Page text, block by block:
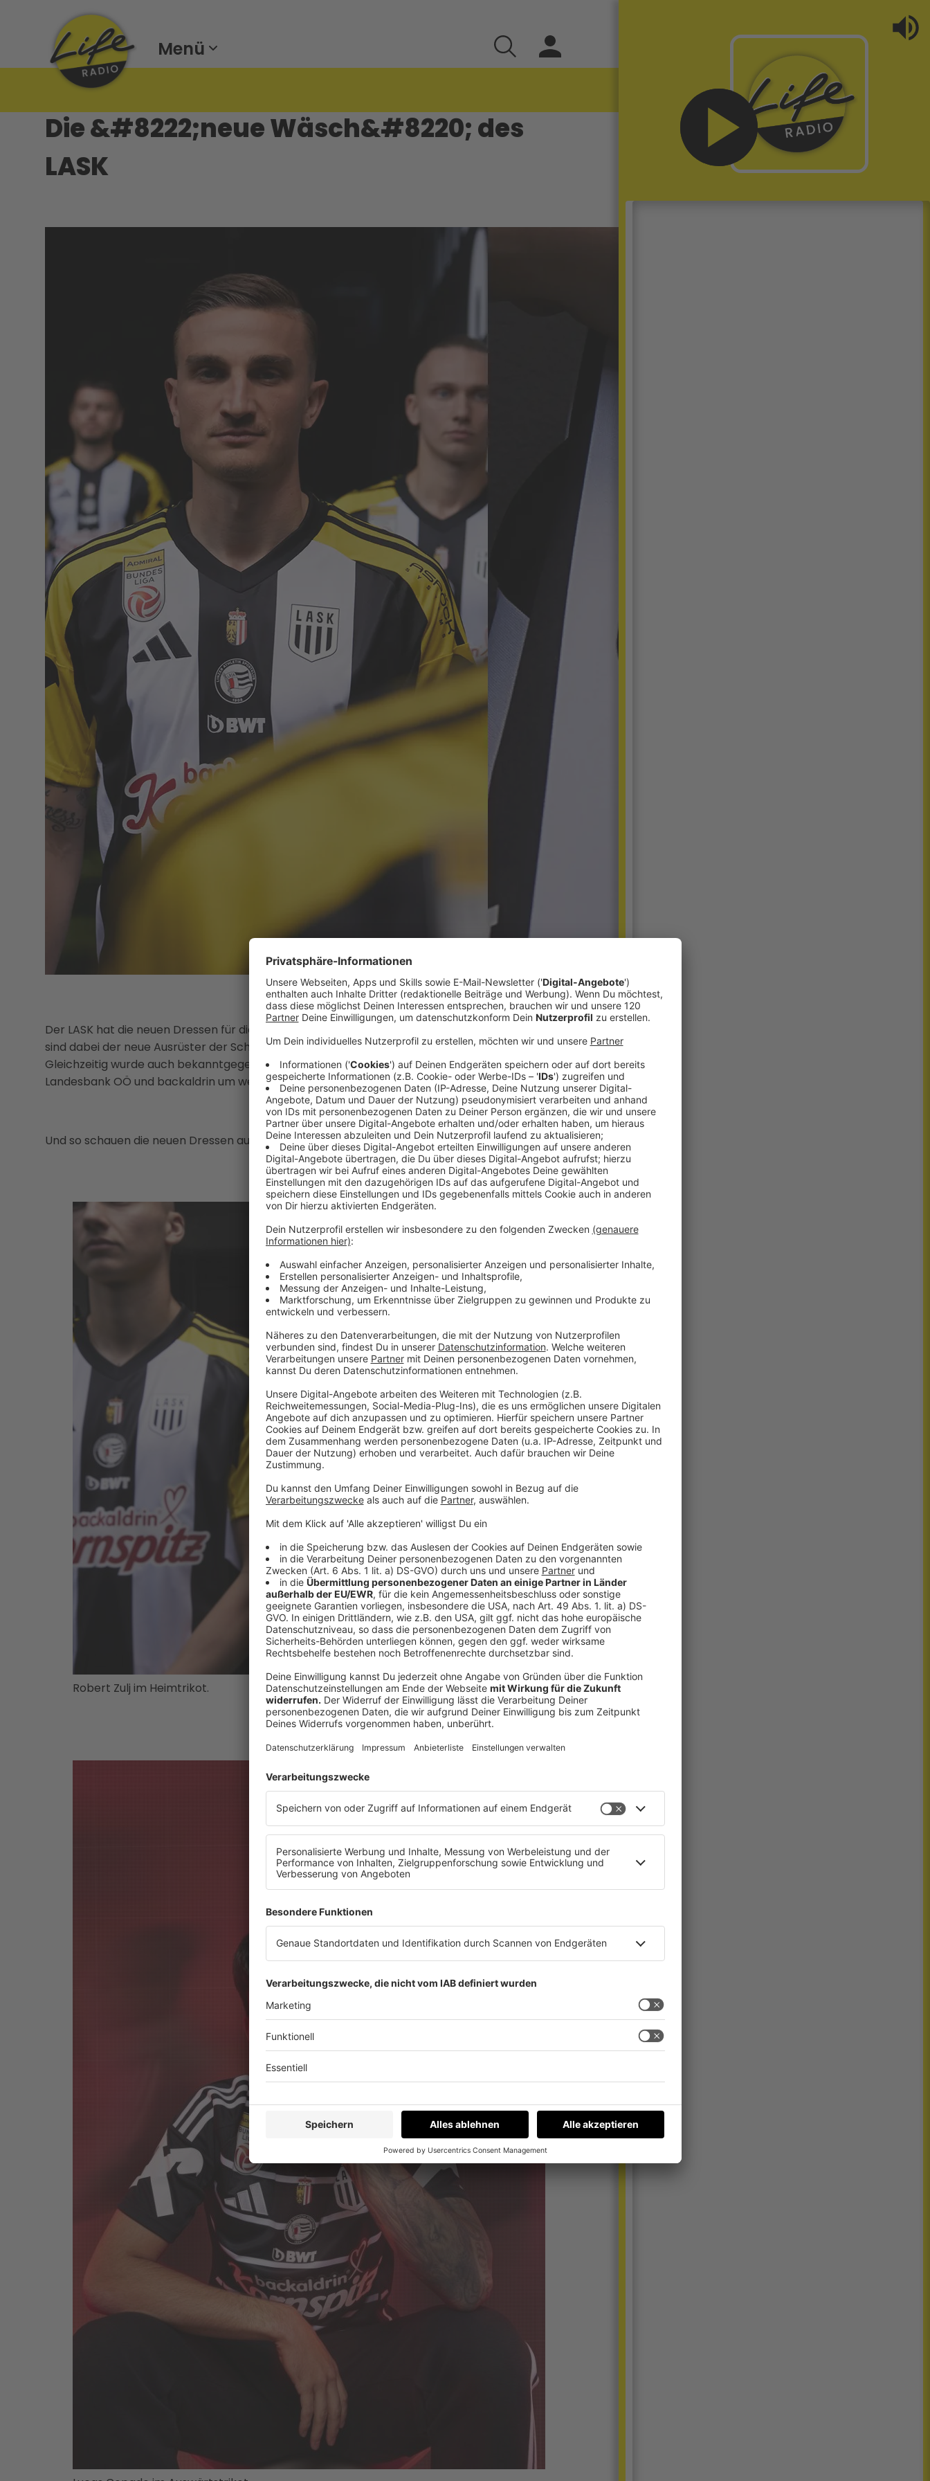
Menü
Die &#8222;neue Wäsch&#8220; des
LASK
Der LASK hat die neuen Dressen für die Saison 2024/25 präsentiert. „Adidas und „11teamsport“
sind dabei der neue Ausrüster der Schwarz-Weißen. Der Vertrag läuft über vier Jahre.
Gleichzeitig wurde auch bekanntgegeben, dass der Vertrag mit den Leading-Partnern Raiffeisen
Landesbank OÖ und backaldrin um weitere vier Jahre verlängert wurden.
Und so schauen die neuen Dressen aus:
Robert Zulj im Heimtrikot.